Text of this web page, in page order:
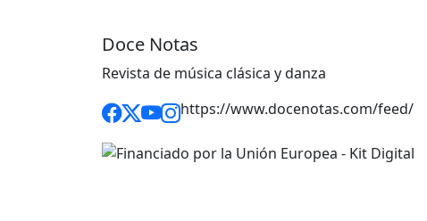
Doce Notas
Revista de música clásica y danza
https://www.docenotas.com/feed/